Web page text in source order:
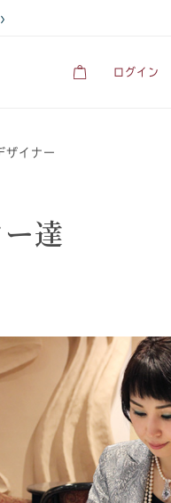
ログイン
イナー
達